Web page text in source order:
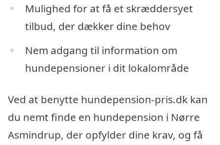
Mulighed for at få et skræddersyet
tilbud, der dækker dine behov
Nem adgang til information om
hundepensioner i dit lokalområde
Ved at benytte hundepension-pris.dk kan
du nemt finde en hundepension i Nørre
Asmindrup, der opfylder dine krav, og få